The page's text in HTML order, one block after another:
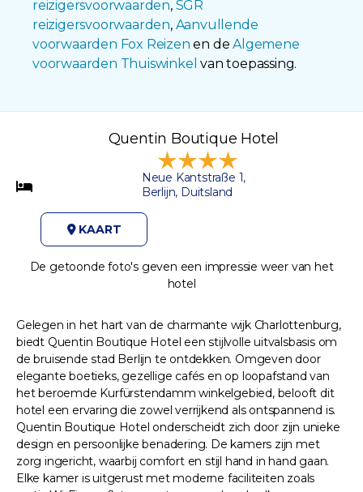
reizigersvoorwaarden, SGR
reizigersvoorwaarden, Aanvullende
voorwaarden Fox Reizen en deAlgemene
voorwaarden Thuiswinkel van toepassing.
Quentin Boutique Hotel
Neue Kantstraße 1,
Berlijn, Duitsland
KAART
De getoonde foto's geven een impressie weer van het
hotel
Gelegen in het hart van de charmante wijk Charlottenburg,
biedt Quentin Boutique Hotel een stijlvolle uitvalsbasis om
de bruisende stad Berlijn te ontdekken. Omgeven door
elegante boetieks, gezellige cafés en op loopafstand van
het beroemde Kurfürstendamm winkelgebied, belooft dit
hotel een ervaring die zowel verrijkend als ontspannend is.
Quentin Boutique Hotel onderscheidt zich door zijn unieke
design en persoonlijke benadering. De kamers zijn met
zorg ingericht, waarbij comfort en stijl hand in hand gaan.
Elke kamer is uitgerust met moderne faciliteiten zoals